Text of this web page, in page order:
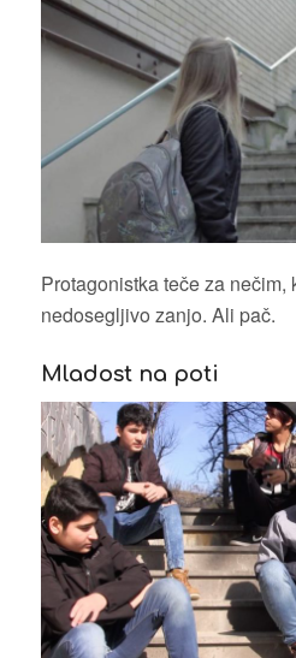
Protagonistka teče za nečim,
nedosegljivo zanjo. Ali pač.
Mladost na poti